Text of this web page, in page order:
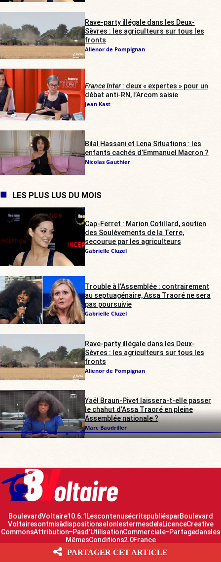
Rave-party illégale dans les Deux-
Sèvres : les agriculteurs sur tous les
fronts
Alienor de Pompignan
France Inter: deux « expertes » pour un
débat anti-RN, l’Arcom saisie
Jean Kast
Bilal Hassani et Lena Situations : les
enfants cachés d’Emmanuel Macron ?
Nicolas Gauthier
LES PLUS LUS DU MOIS
Cap-Ferret : Marion Cotillard, soutien
des Soulèvements de la Terre,
secourue par les agriculteurs
Gabrielle Cluzel
Trouble à l’Assemblée : contrairement
au septuagénaire, Assa Traoré ne sera
pas poursuivie
Gabrielle Cluzel
Rave-party illégale dans les Deux-
Sèvres : les agriculteurs sur tous les
fronts
Alienor de Pompignan
Yaël Braun-Pivet laissera-t-elle passer
le chahut d’Assa Traoré en pleine
Assemblée nationale ?
Marc Baudriller
Boulevard Voltaire 10.6.1 Les contenus écrits publiés par Boulevard
Voltaire sont mis à disposition selon les termes de la Licence Creative
Commons Attribution – Pas d’Utilisation Commerciale – Partage dans les
Mêmes Conditions 2.0 France
PARTAGER CET ARTICLE